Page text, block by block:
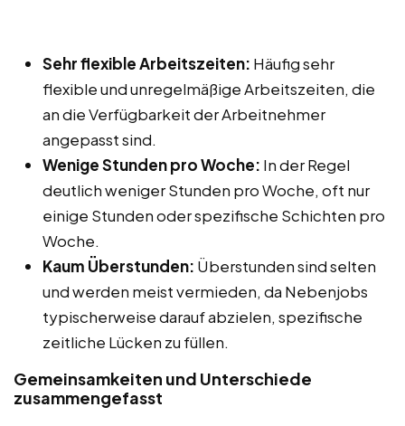
Sehr flexible Arbeitszeiten: Häufig sehr
flexible und unregelmäßige Arbeitszeiten, die
an die Verfügbarkeit der Arbeitnehmer
angepasst sind.
Wenige Stunden pro Woche: In der Regel
deutlich weniger Stunden pro Woche, oft nur
einige Stunden oder spezifische Schichten pro
Woche.
Kaum Überstunden: Überstunden sind selten
und werden meist vermieden, da Nebenjobs
typischerweise darauf abzielen, spezifische
zeitliche Lücken zu füllen.
Gemeinsamkeiten und Unterschiede
zusammengefasst